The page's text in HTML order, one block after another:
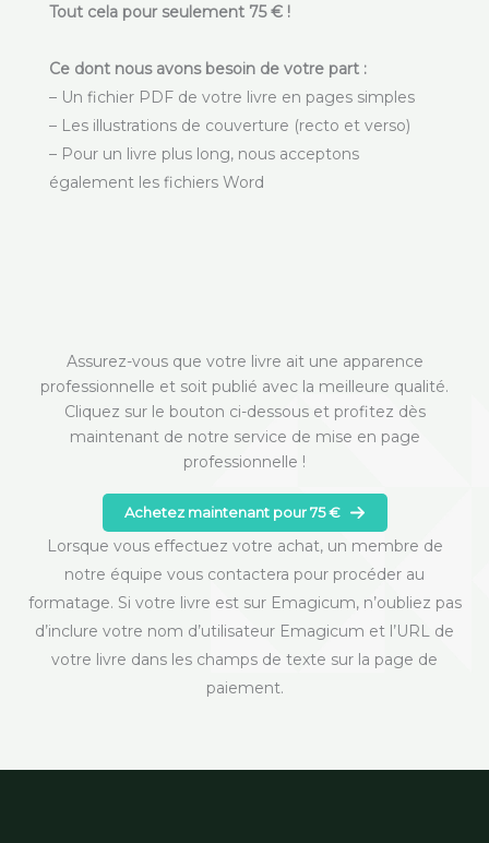
Tout cela pour seulement 75 € !
Ce dont nous avons besoin de votre part :
– Un fichier PDF de votre livre en pages simples
– Les illustrations de couverture (recto et verso)
– Pour un livre plus long, nous acceptons
également les fichiers Word
Assurez-vous que votre livre ait une apparence
professionnelle et soit publié avec la meilleure qualité.
Cliquez sur le bouton ci-dessous et profitez dès
maintenant de notre service de mise en page
professionnelle !
Achetez maintenant pour 75 €
Lorsque vous effectuez votre achat, un membre de
notre équipe vous contactera pour procéder au
formatage. Si votre livre est sur Emagicum, n’oubliez pas
d’inclure votre nom d’utilisateur Emagicum et l’URL de
votre livre dans les champs de texte sur la page de
paiement.